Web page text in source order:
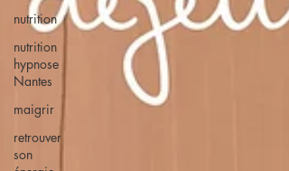
nutrition
nutrition
hypnose
Nantes
maigrir
retrouver
son